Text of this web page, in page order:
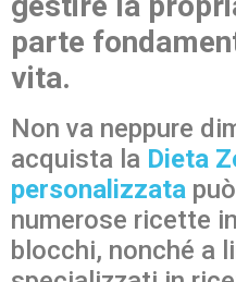
parte
vita.
Non va neppure
acquista la Dieta
personalizzata
numerose ricette in
blocchi, nonché a